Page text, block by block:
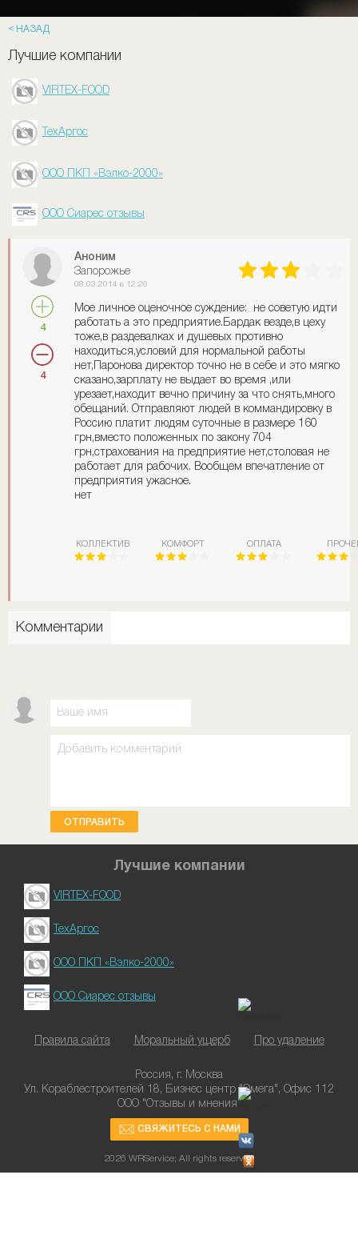
НАЗАД
Лучшие компании
VIRTEX-FOOD
ТехАргос
ООО ПКП «Вэлко-2000»
ООО Сиарес отзывы
4
4
Аноним
Запорожье
08.03.2014 в 12:26
Мое личное оценочное суждение: не советую идти
работать а это предприятие.Бардак везде,в цеху
тоже,в раздевалках и душевых противно
находиться,условий для нормальной работы
нет,Паронова директор точно не в себе и это мягко
сказано,зарплату не выдает во время ,или
урезает,находит вечно причину за что снять,много
обещаний. Отправляют людей в коммандировку в
Россию платит людям суточные в размере 160
грн,вместо положенных по закону 704
грн,страхования на предприятие нет,столовая не
работает для рабочих. Вообщем впечатление от
предприятия ужасное.
нет
КОЛЛЕКТИВ КОМФОРТ ОПЛАТА
Комментарии
ОТПРАВИТЬ
Лучшие компании
VIRTEX-FOOD
ТехАргос
ООО ПКП «Вэлко-2000»
ООО Сиарес отзывы
Правила сайта Моральный ущерб Про удаление
Россия, г. Москва
Ул. Кораблестроителей 18, Бизнес центр "Омега", Офис 112
ООО "Отзывы и мнения"
СВЯЖИТЕСЬ С НАМИ
2026 WRService; All rights reserved